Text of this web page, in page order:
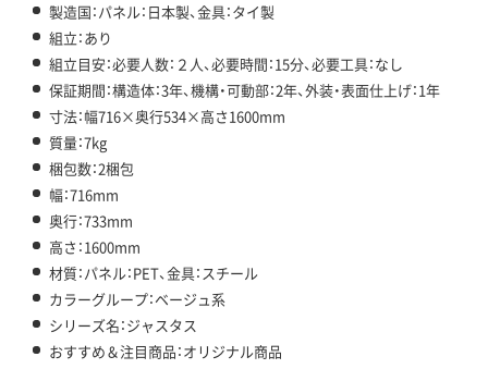
製造国：パネル：日本製、金具：タイ製
組立：あり
組立目安：必要人数：２人、必要時間：15分、必要工具：なし
保証期間：構造体：3年、機構・可動部：2年、外装・表面仕上げ：1年
寸法：幅716×奥行534×高さ1600mm
質量：7kg
梱包数：2梱包
幅：716mm
奥行：733mm
高さ：1600mm
材質：パネル：PET、金具：スチール
カラーグループ：ベージュ系
シリーズ名：ジャスタス
おすすめ＆注目商品：オリジナル商品